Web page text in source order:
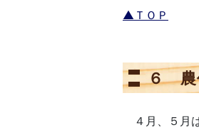
▲ＴＯＰ
６ 農
４月、５月